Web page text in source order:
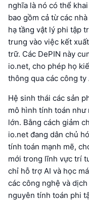
nghĩa là nó có thể
bao gồm cả từ các
hạ tầng vật lý phi tập
trung vào việc kết
trữ. Các DePIN này
io.net, cho phép họ
thông qua các công ty
Hệ sinh thái các sản
mô hình tính toán
lớn. Bằng cách giảm
io.net đang dân chủ
tính toán mạnh mẽ,
mới trong lĩnh vực trí
chỉ hỗ trợ AI và học
các công nghệ và
nguyên tính toán phi